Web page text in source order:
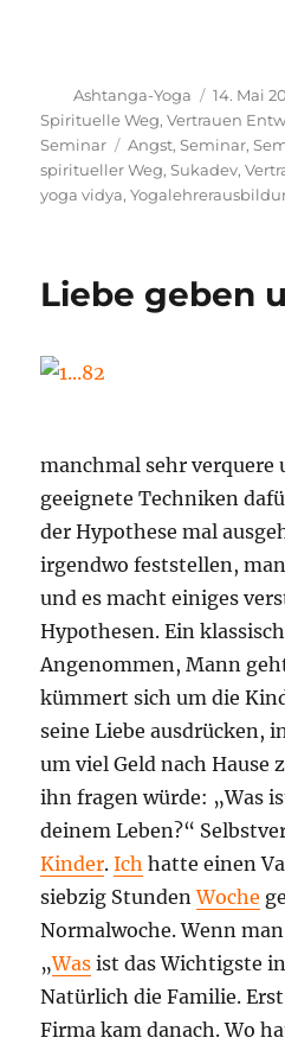
Autor
Ashtanga-Yoga
am
14. Mai
Spirituelle Weg,Vertrauen
Seminar
Schlagwörter
Angst,Seminar,
spiritueller Weg,Sukadev,
yoga vidya,
Liebe geben
manchmal sehr
geeignete Techniken
der Hypothese mal
irgendwo feststellen,
und es macht einiges
Hypothesen. Ein
Angenommen, Mann
kümmert sich um die
seine Liebe ausdrücken,
um viel Geld nach Hause
ihn fragen würde: „Was
deinem Leben?“
Kinder.Ich hatte einen
siebzig StundenWoche
Normalwoche. Wenn
„Was ist das Wichtigste
Natürlich die Familie.
Firma kam danach. Wo